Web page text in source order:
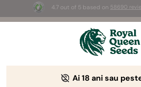
4.7 out of 5 based on 58690
☀️ Summer Sales: Up to
selected products! ⏤
Ai 18 ani sau